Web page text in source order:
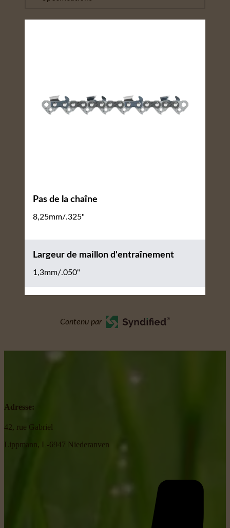
Pas de la chaîne
8,25mm/.325"
Largeur de maillon d'entraînement
1,3mm/.050"
Contenu par
Adresse:
42, rue Gabriel
Lippmann, L-6947 Niederanven